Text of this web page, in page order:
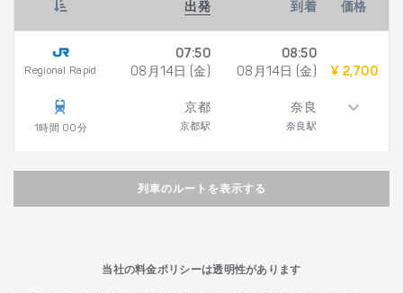
出発 到着 価格
Regional Rapid
1時間 00分
07:50
08月14日 (金)
京都
京都駅
08:50
08月14日 (金)
奈良
奈良駅
¥ 2,700
列車のルートを表示する
当社の料金ポリシーは透明性があります